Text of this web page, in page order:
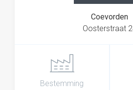
Coevorden
Oosterstraat
Bestemming